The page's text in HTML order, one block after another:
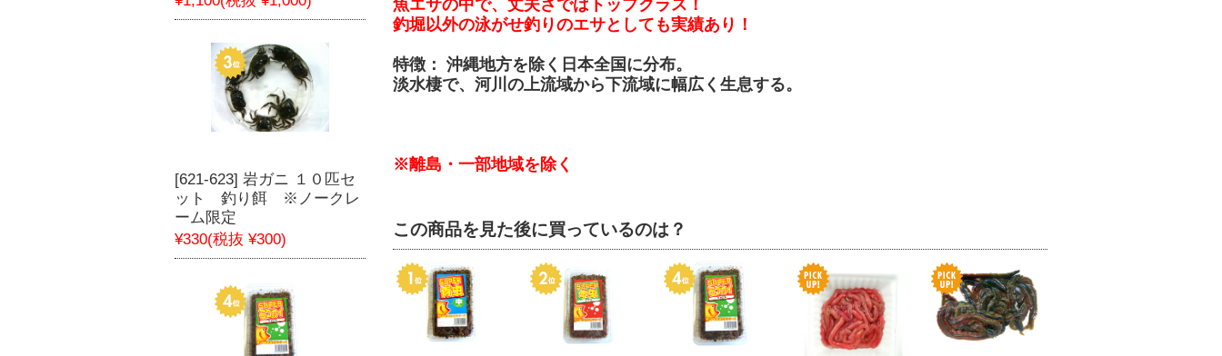
魚エサの中で、丈夫さではトップクラス！
釣堀以外の泳がせ釣りのエサとしても実績あり！
特徴： 沖縄地方を除く日本全国に分布。
淡水棲で、河川の上流域から下流域に幅広く生息する。
※離島・一部地域を除く
この商品を見た後に買っているのは？
[621-623] 岩ガニ １０匹セ
ット 釣り餌 ※ノークレ
ーム限定
¥330(税抜 ¥300)